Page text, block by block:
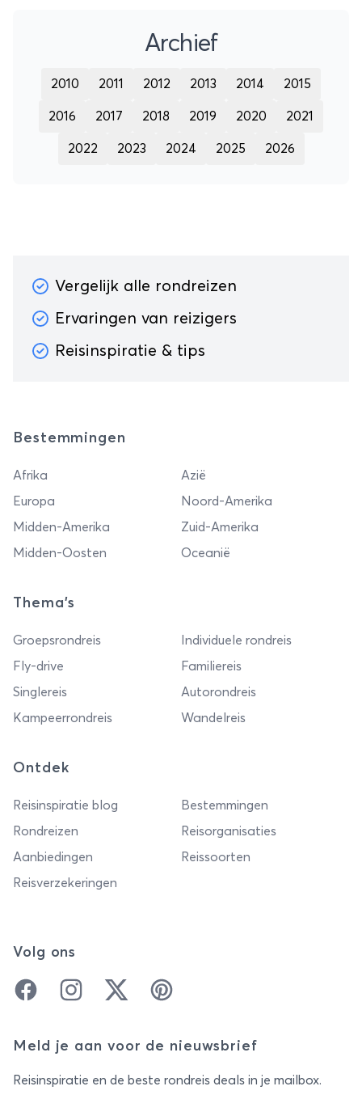
Archief
2010 2011 2012 2013 2014 2015
2016 2017 2018 2019 2020 2021
2022 2023 2024 2025 2026
Vergelijk alle rondreizen
Ervaringen van reizigers
Reisinspiratie & tips
Bestemmingen
Afrika
Azië
Europa
Noord-Amerika
Midden-Amerika
Zuid-Amerika
Midden-Oosten
Oceanië
Thema's
Groepsrondreis
Individuele rondreis
Fly-drive
Familiereis
Singlereis
Autorondreis
Kampeerrondreis
Wandelreis
Ontdek
Reisinspiratie blog
Bestemmingen
Rondreizen
Reisorganisaties
Aanbiedingen
Reissoorten
Reisverzekeringen
Volg ons
FacebookInstagramTwitter Pinterest
Meld je aan voor de nieuwsbrief
Reisinspiratie en de beste rondreis deals in je mailbox.